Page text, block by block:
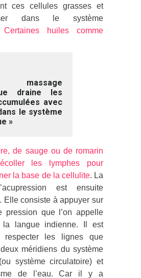
ces cellules grasses et
dans le système
draine les
avec
le système
»
Certaines huiles comme
de sauge ou de romarin
les lymphes pour
la base de la cellulite. La
est ensuite
Elle consiste à appuyer sur
pression que l’on appelle
la langue indienne. Il est
respecter les lignes que
méridiens du système
système circulatoire) et
de l’eau. Car il y a